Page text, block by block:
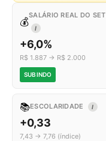
💰
SALÁRIO REAL DO
I
+6,0%
R$ 1.887 → R$ 2.000
SUBINDO
📚ESCOLARIDADE I
+0,33
7,43 → 7,76 (índice)